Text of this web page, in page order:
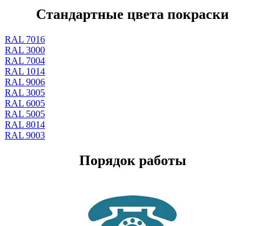
Стандартные цвета покраски
RAL 7016
RAL 3000
RAL 7004
RAL 1014
RAL 9006
RAL 3005
RAL 6005
RAL 5005
RAL 8014
RAL 9003
Порядок работы